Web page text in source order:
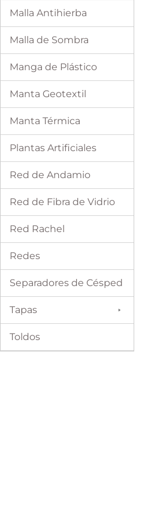
Malla Antihierba
Malla de Sombra
Manga de Plástico
Manta Geotextil
Manta Térmica
Plantas Artificiales
Red de Andamio
Red de Fibra de Vidrio
Red Rachel
Redes
Separadores de Césped
Tapas
Toldos